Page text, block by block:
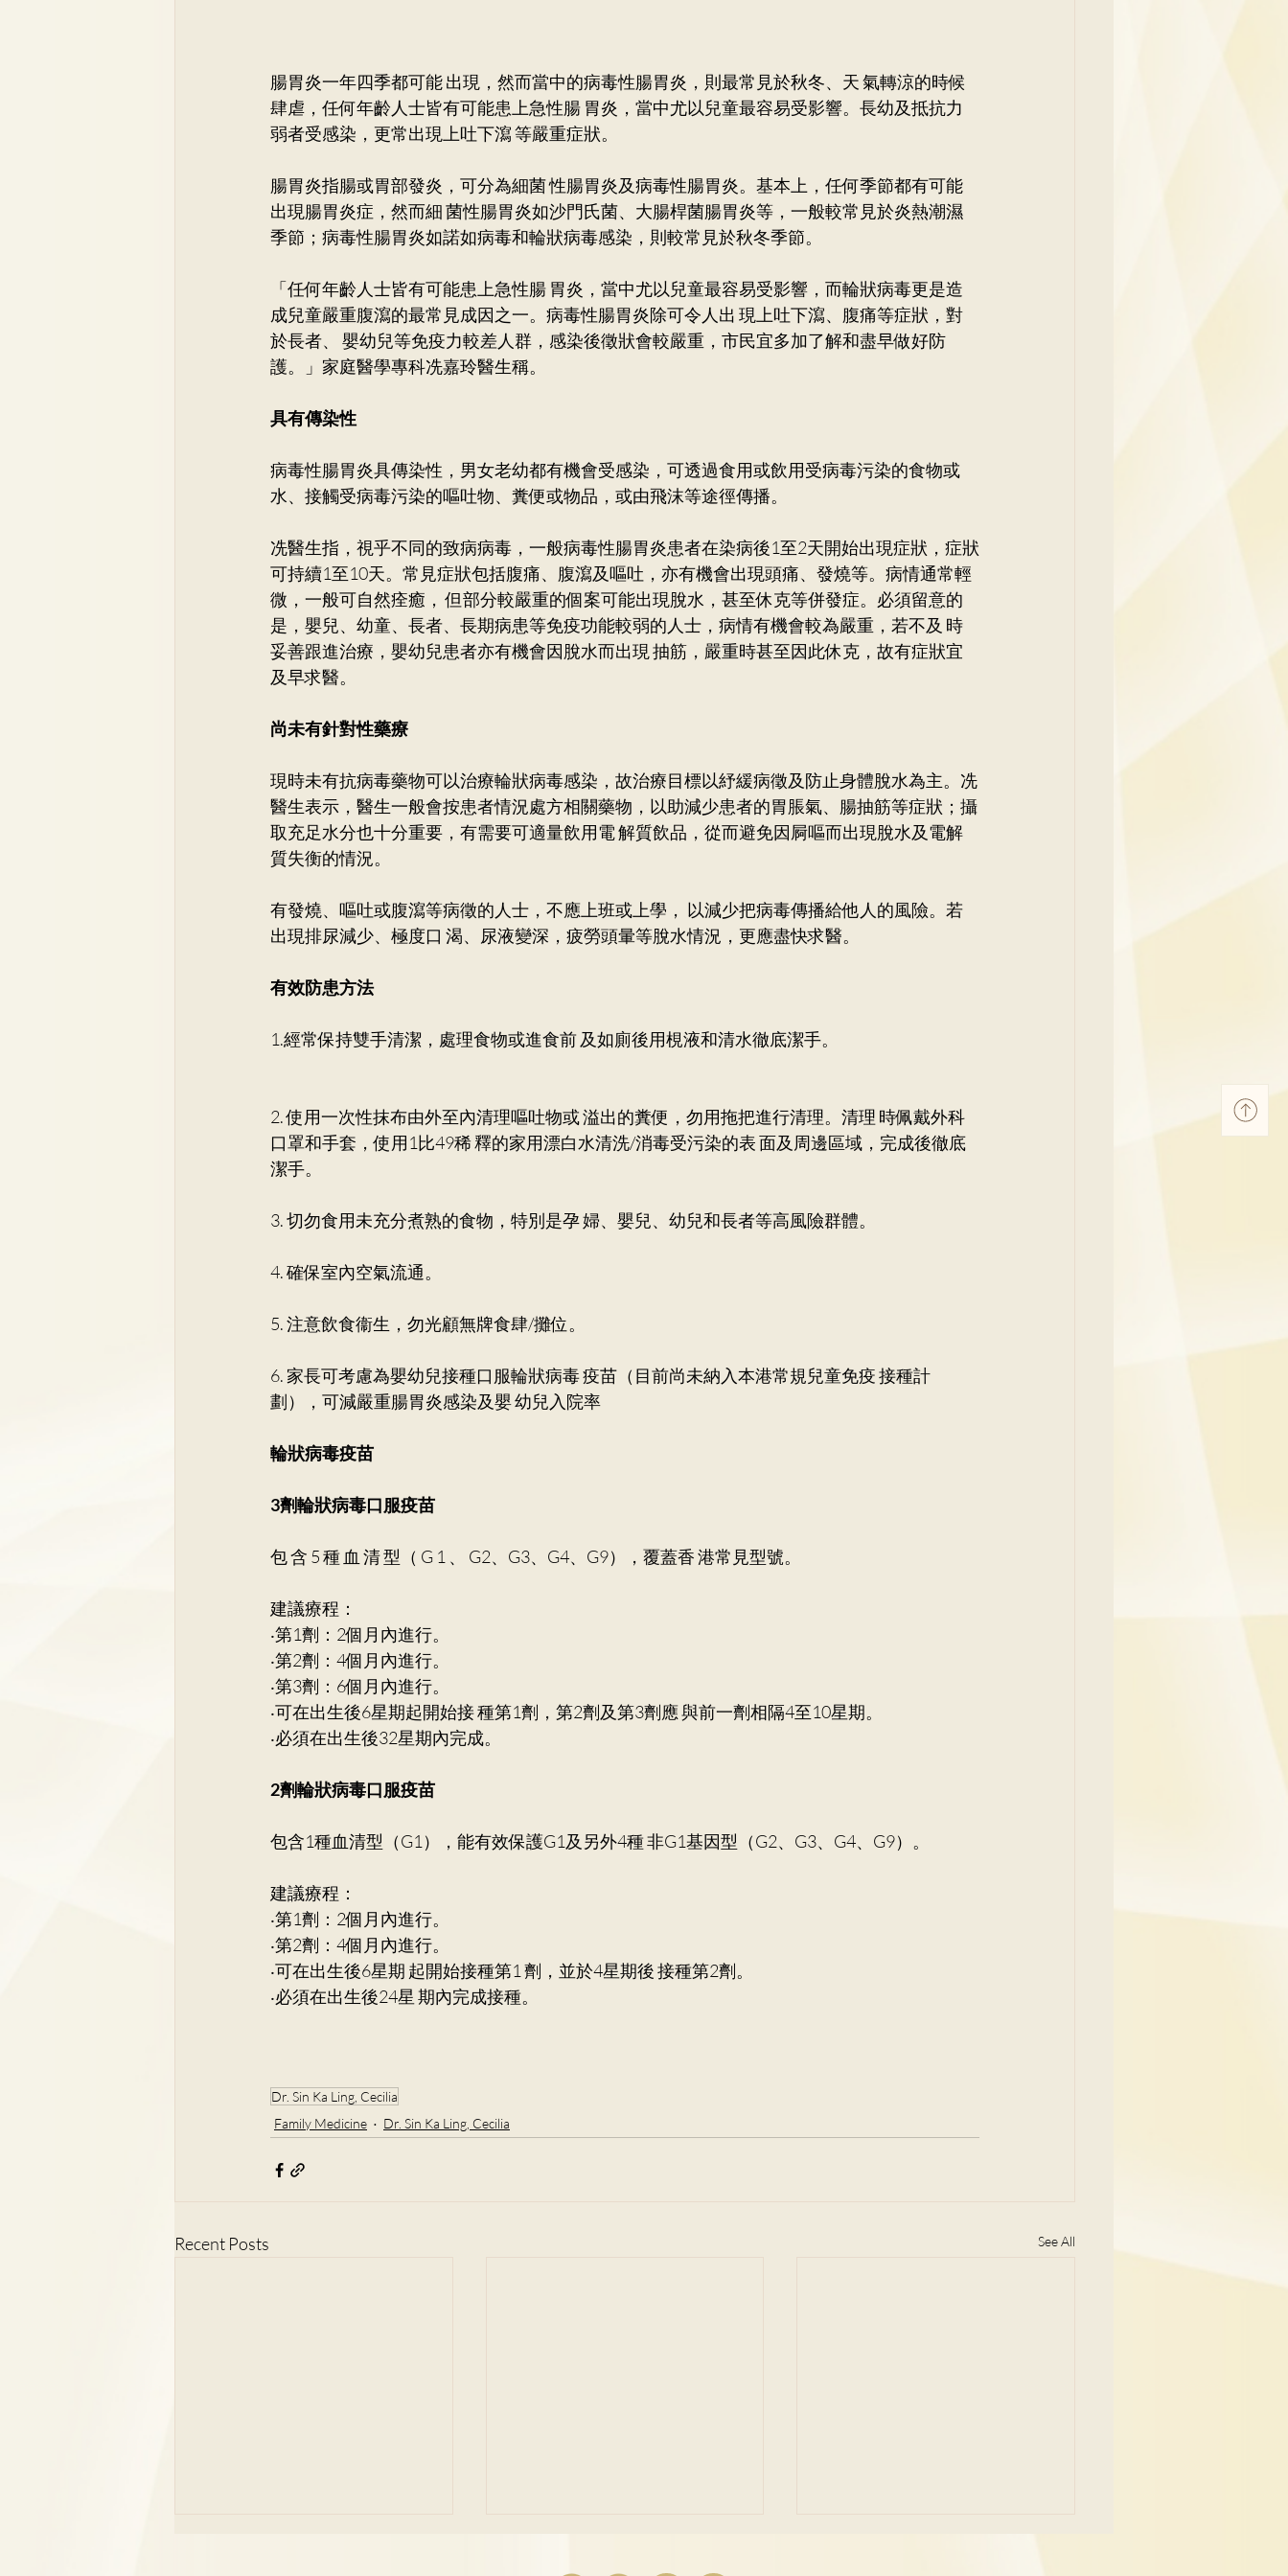
腸胃炎一年四季都可能 出現，然而當中的病毒性腸胃炎，則最常見於秋冬、天 氣轉涼的時候
肆虐，任何年齡人士皆有可能患上急性腸 胃炎，當中尤以兒童最容易受影響。長幼及抵抗力
弱者受感染，更常出現上吐下瀉 等嚴重症狀。
腸胃炎指腸或胃部發炎，可分為細菌 性腸胃炎及病毒性腸胃炎。基本上，任何季節都有可能
出現腸胃炎症，然而細 菌性腸胃炎如沙門氏菌、大腸桿菌腸胃炎等，一般較常見於炎熱潮濕
季節；病毒性腸胃炎如諾如病毒和輪狀病毒感染，則較常見於秋冬季節。
「任何年齡人士皆有可能患上急性腸 胃炎，當中尤以兒童最容易受影響，而輪狀病毒更是造
成兒童嚴重腹瀉的最常見成因之一。病毒性腸胃炎除可令人出 現上吐下瀉、腹痛等症狀，對
於長者、 嬰幼兒等免疫力較差人群，感染後徵狀會較嚴重，市民宜多加了解和盡早做好防
護。」家庭醫學專科冼嘉玲醫生稱。
具有傳染性
病毒性腸胃炎具傳染性，男女老幼都有機會受感染，可透過食用或飲用受病毒污染的食物或
水、接觸受病毒污染的嘔吐物、糞便或物品，或由飛沫等途徑傳播。
冼醫生指，視乎不同的致病病毒，一般病毒性腸胃炎患者在染病後1至2天開始出現症狀，症狀
可持續1至10天。常見症狀包括腹痛、腹瀉及嘔吐，亦有機會出現頭痛、發燒等。病情通常輕
微，一般可自然痊癒， 但部分較嚴重的個案可能出現脫水，甚至休克等併發症。必須留意的
是，嬰兒、幼童、長者、長期病患等免疫功能較弱的人士，病情有機會較為嚴重，若不及 時
妥善跟進治療，嬰幼兒患者亦有機會因脫水而出現 抽筋，嚴重時甚至因此休克，故有症狀宜
及早求醫。
尚未有針對性藥療
現時未有抗病毒藥物可以治療輪狀病毒感染，故治療目標以紓緩病徵及防止身體脫水為主。冼
醫生表示，醫生一般會按患者情況處方相關藥物，以助減少患者的胃脹氣、腸抽筋等症狀；攝
取充足水分也十分重要，有需要可適量飲用電 解質飲品，從而避免因屙嘔而出現脫水及電解
質失衡的情況。
有發燒、嘔吐或腹瀉等病徵的人士，不應上班或上學， 以減少把病毒傳播給他人的風險。若
出現排尿減少、極度口 渴、尿液變深，疲勞頭暈等脫水情況，更應盡快求醫。
有效防患方法
1.經常保持雙手清潔，處理食物或進食前 及如廁後用梘液和清水徹底潔手。
2. 使用一次性抹布由外至內清理嘔吐物或 溢出的糞便，勿用拖把進行清理。清理 時佩戴外科
口罩和手套，使用1比49稀 釋的家用漂白水清洗/消毒受污染的表 面及周邊區域，完成後徹底
潔手。
3. 切勿食用未充分煮熟的食物，特別是孕 婦、嬰兒、幼兒和長者等高風險群體。
4. 確保室內空氣流通。
5. 注意飲食衞生，勿光顧無牌食肆/攤位。
6. 家長可考慮為嬰幼兒接種口服輪狀病毒 疫苗（目前尚未納入本港常規兒童免疫 接種計
劃），可減嚴重腸胃炎感染及嬰 幼兒入院率
輪狀病毒疫苗
3劑輪狀病毒口服疫苗
包 含 5 種 血 清 型（ G 1 、 G2、G3、G4、G9），覆蓋香 港常見型號。
建議療程：
‧第1劑：2個月內進行。
‧第2劑：4個月內進行。
‧第3劑：6個月內進行。
‧可在出生後6星期起開始接 種第1劑，第2劑及第3劑應 與前一劑相隔4至10星期。
‧必須在出生後32星期內完成。
2劑輪狀病毒口服疫苗
包含1種血清型（G1），能有效保護G1及另外4種 非G1基因型（G2、G3、G4、G9）。
建議療程：
‧第1劑：2個月內進行。
‧第2劑：4個月內進行。
‧可在出生後6星期 起開始接種第1 劑，並於4星期後 接種第2劑。
‧必須在出生後24星 期內完成接種。
Dr. Sin Ka Ling, Cecilia
Family Medicine
Dr. Sin Ka Ling, Cecilia
Recent Posts See All